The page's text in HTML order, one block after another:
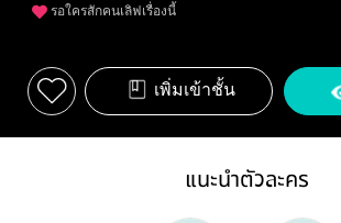
รอใครสักคนเลิฟเรื่องนี้
เพิ่มเข้าชั้น
แนะนำตัวละคร